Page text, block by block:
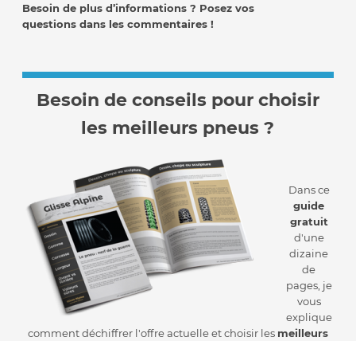
Besoin de plus d’informations ? Posez vos
questions dans les commentaires !
Besoin de conseils pour choisir
les meilleurs pneus ?
Dans ce
guide
gratuit
d'une
dizaine
de
pages, je
vous
explique
comment déchiffrer l'offre actuelle et choisir les meilleurs